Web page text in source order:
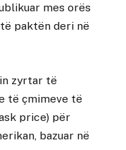
mes orës
të paktën deri në
zyrtar të
të çmimeve të
price) për
bazuar në